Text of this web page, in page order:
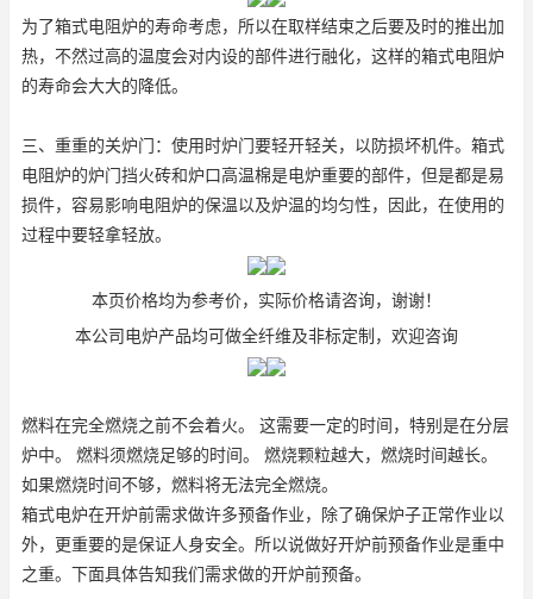
为了箱式电阻炉的寿命考虑，所以在取样结束之后要及时的推出加
热，不然过高的温度会对内设的部件进行融化，这样的箱式电阻炉
的寿命会大大的降低。
三、重重的关炉门：使用时炉门要轻开轻关，以防损坏机件。箱式
电阻炉的炉门挡火砖和炉口高温棉是电炉重要的部件，但是都是易
损件，容易影响电阻炉的保温以及炉温的均匀性，因此，在使用的
过程中要轻拿轻放。
本页价格均为参考价，实际价格请咨询，谢谢！
本公司电炉产品均可做全纤维及非标定制，欢迎咨询
燃料在完全燃烧之前不会着火。 这需要一定的时间，特别是在分层
炉中。 燃料须燃烧足够的时间。 燃烧颗粒越大，燃烧时间越长。
如果燃烧时间不够，燃料将无法完全燃烧。
箱式电炉在开炉前需求做许多预备作业，除了确保炉子正常作业以
外，更重要的是保证人身安全。所以说做好开炉前预备作业是重中
之重。下面具体告知我们需求做的开炉前预备。